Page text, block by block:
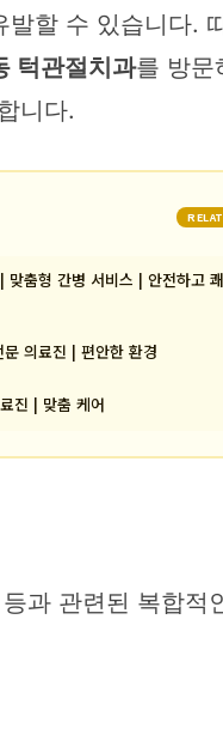
할 수 있습니다.
턱관절치과를 방문
니다.
춤형 간병 서비스 | 안전하고 쾌
의료진 | 편안한 환경
진 | 맞춤 케어
과 관련된 복합